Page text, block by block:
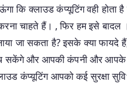
क्लाउड कंप्यूटिंग वही होता
हैं। , फिर हम इसे बादल ।
जा सकता है? इसके क्या
और आपकी कंपनी और आपके
कंप्यूटिंग आपको कई सुरक्षा